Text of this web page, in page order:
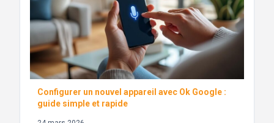
Configurer un nouvel appareil avec Ok Google :
guide simple et rapide